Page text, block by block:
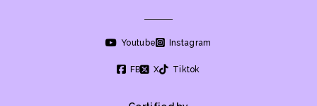
Youtube Instagram
FB X Tiktok